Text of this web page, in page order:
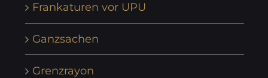
Frankaturen vor UPU
Ganzsachen
Grenzrayon